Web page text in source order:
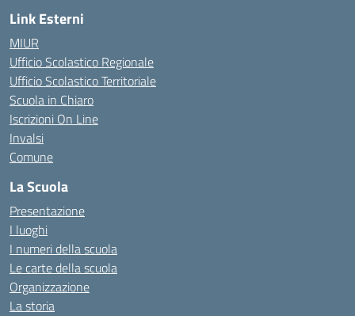
Link Esterni
MIUR
Ufficio Scolastico Regionale
Ufficio Scolastico Territoriale
Scuola in Chiaro
Iscrizioni On Line
Invalsi
Comune
La Scuola
Presentazione
I luoghi
I numeri della scuola
Le carte della scuola
Organizzazione
La storia